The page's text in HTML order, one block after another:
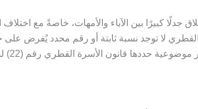
جدلًا كبيرًا بين الآباء والأمهات، خاصةً مع
القطري لا توجد نسبة ثابتة أو رقم محدد يُفرض على
حددها قانون الأسرة القطري رقم (22) لسنة 2006.